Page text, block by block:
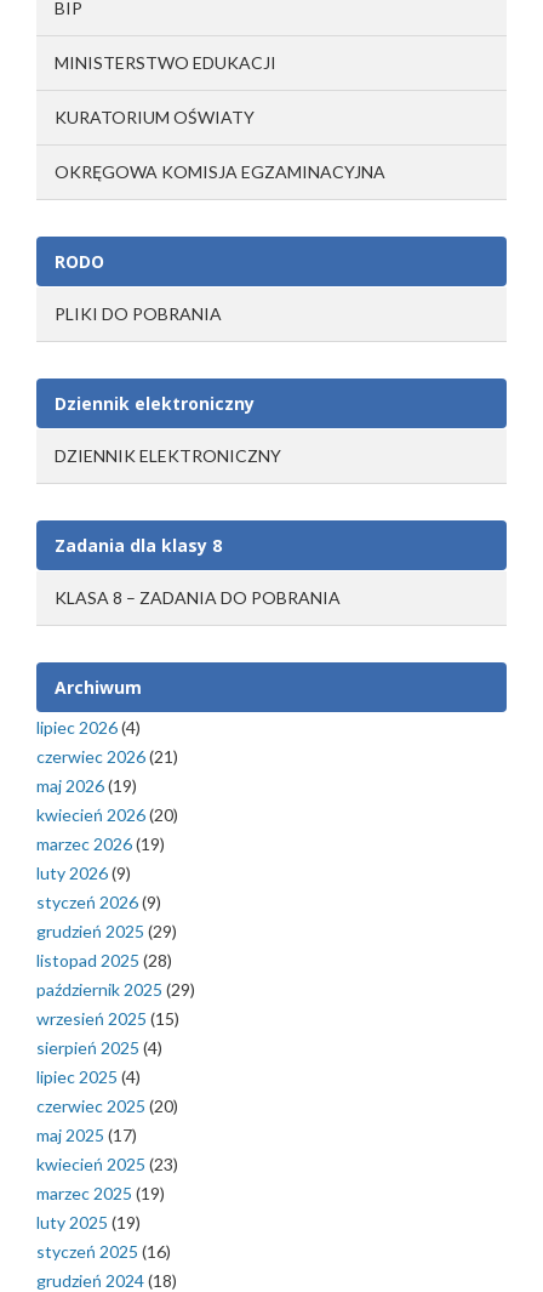
BIP
MINISTERSTWO EDUKACJI
KURATORIUM OŚWIATY
OKRĘGOWA KOMISJA EGZAMINACYJNA
RODO
PLIKI DO POBRANIA
Dziennik elektroniczny
DZIENNIK ELEKTRONICZNY
Zadania dla klasy 8
KLASA 8 – ZADANIA DO POBRANIA
Archiwum
lipiec 2026(4)
czerwiec 2026(21)
maj 2026(19)
kwiecień 2026(20)
marzec 2026(19)
luty 2026(9)
styczeń 2026(9)
grudzień 2025 (29)
listopad 2025 (28)
październik 2025 (29)
wrzesień 2025 (15)
sierpień 2025 (4)
lipiec 2025 (4)
czerwiec 2025 (20)
maj 2025 (17)
kwiecień 2025 (23)
marzec 2025 (19)
luty 2025 (19)
styczeń 2025 (16)
grudzień 2024(18)